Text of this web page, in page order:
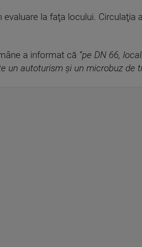
la faţa locului. Circulaţia
a informat că ”pe DN 66,
un autoturism şi un microbuz de